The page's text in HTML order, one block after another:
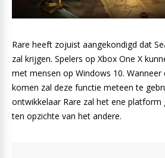
Rare heeft zojuist aangekondigd dat
zal krijgen. Spelers op Xbox One X
met mensen op Windows 10.
komen zal deze functie meteen te
ontwikkelaar Rare zal het ene platform
ten opzichte van het andere.